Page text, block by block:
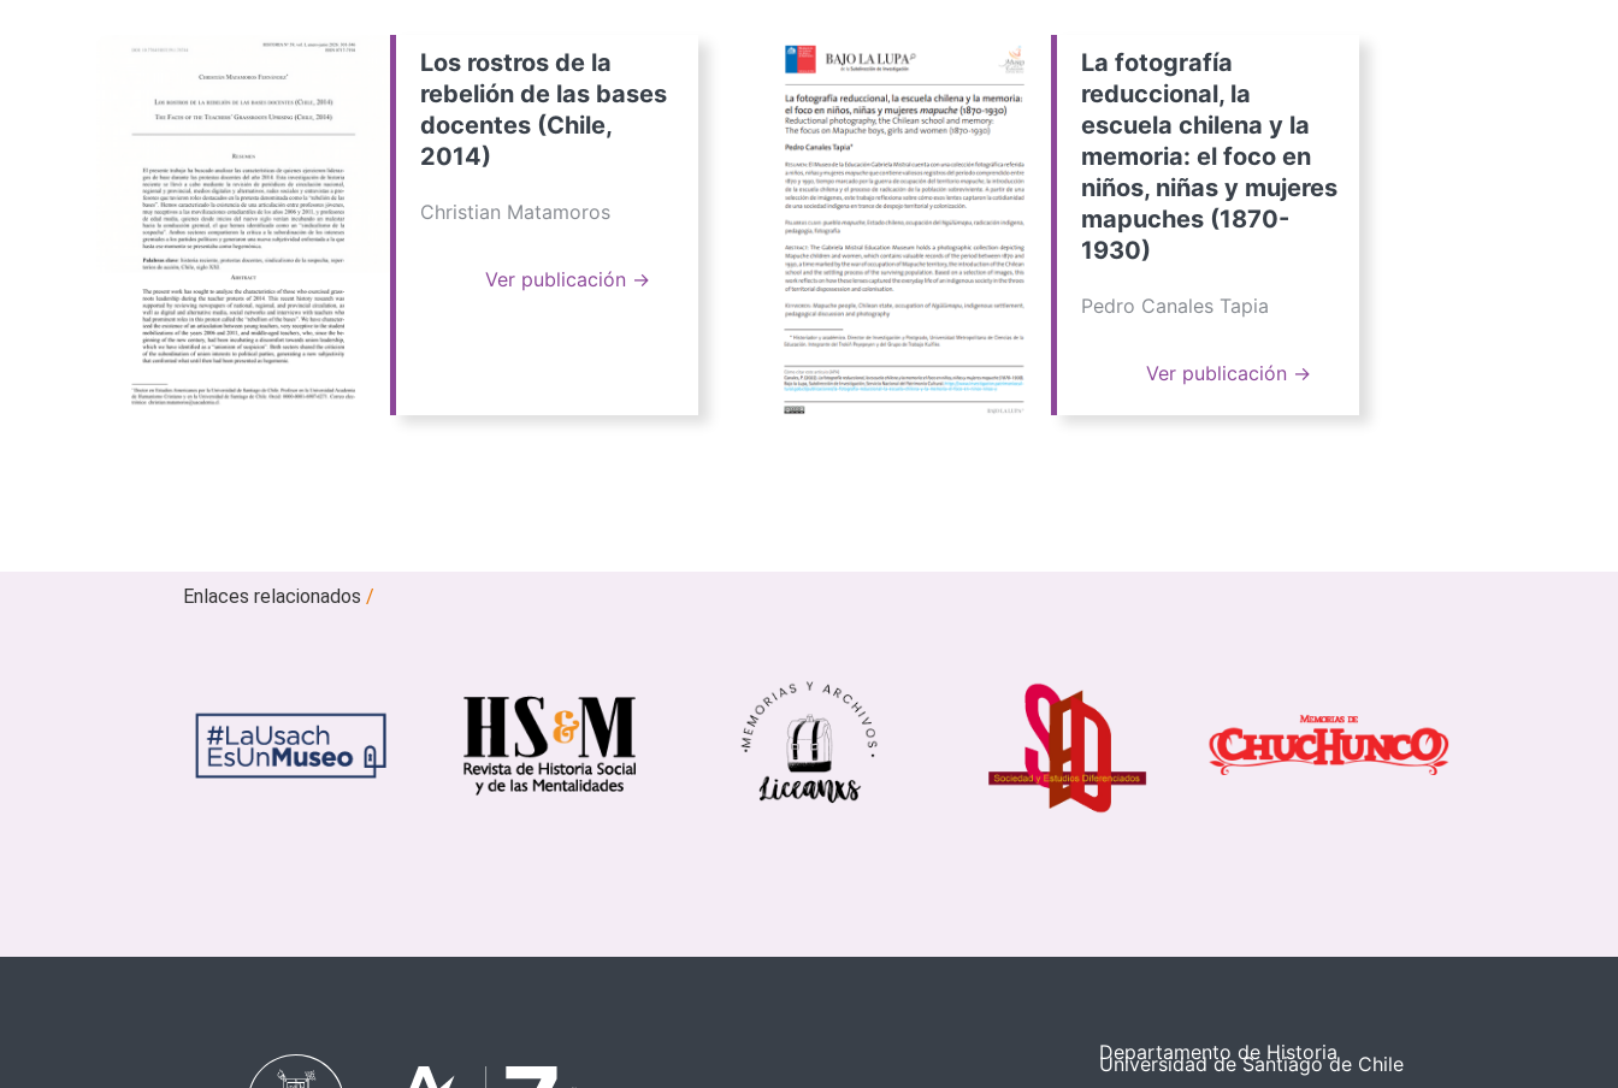
Los rostros de la
rebelión de las bases
docentes (Chile,
2014)
Christian Matamoros
Ver publicación →
La fotografía
reduccional, la
escuela chilena y la
memoria: el foco en
niños, niñas y mujeres
mapuches (1870-
1930)
Pedro Canales Tapia
Ver publicación →
Enlaces relacionados/
Departamento de Historia
Universidad de Santiago de Chile